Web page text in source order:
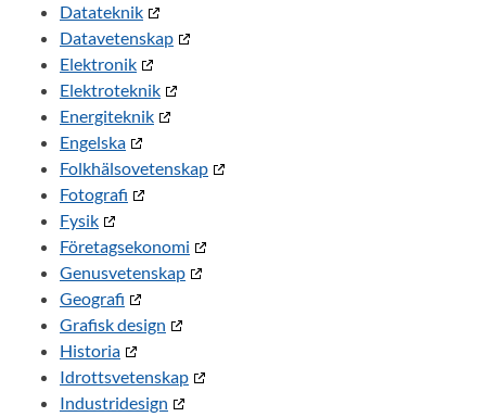
Datateknik
Datavetenskap
Elektronik
Elektroteknik
Energiteknik
Engelska
Folkhälsovetenskap
Fotografi
Fysik
Företagsekonomi
Genusvetenskap
Geografi
Grafisk design
Historia
Idrottsvetenskap
Industridesign